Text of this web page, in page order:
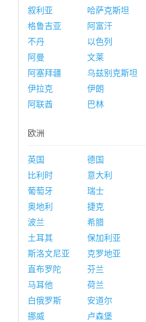
叙利亚
哈萨克斯坦
格鲁吉亚
阿富汗
不丹
以色列
阿曼
文莱
阿塞拜疆
乌兹别克斯坦
伊拉克
伊朗
阿联酋
巴林
欧洲
英国 德国
比利时
意大利
葡萄牙
瑞士
奥地利
捷克
波兰
希腊
土耳其
保加利亚
斯洛文尼亚
克罗地亚
直布罗陀
芬兰
马耳他
荷兰
白俄罗斯
安道尔
挪威
卢森堡